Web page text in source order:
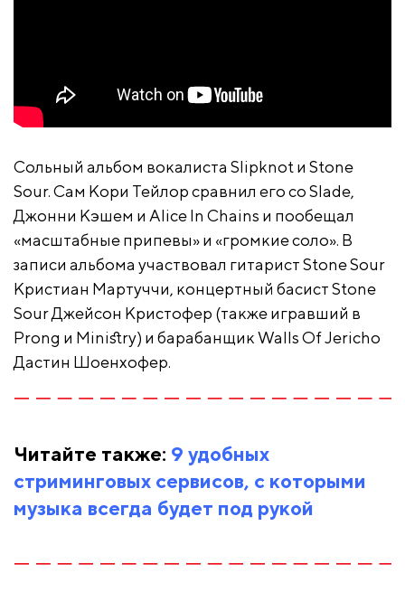
Cольный альбом вокалиста Slipknot и Stone
Sour. Сам Кори Тейлор сравнил его со Slade,
Джонни Кэшем и Alice In Chains и пообещал
«масштабные припевы» и «громкие соло». В
записи альбома участвовал гитарист Stone Sour
Кристиан Мартуччи, концертный басист Stone
Sour Джейсон Кристофер (также игравший в
Prong и Ministry) и барабанщик Walls Of Jericho
Дастин Шоенхофер.
Читайте также: 9 удобных
стриминговых сервисов, с которыми
музыка всегда будет под рукой